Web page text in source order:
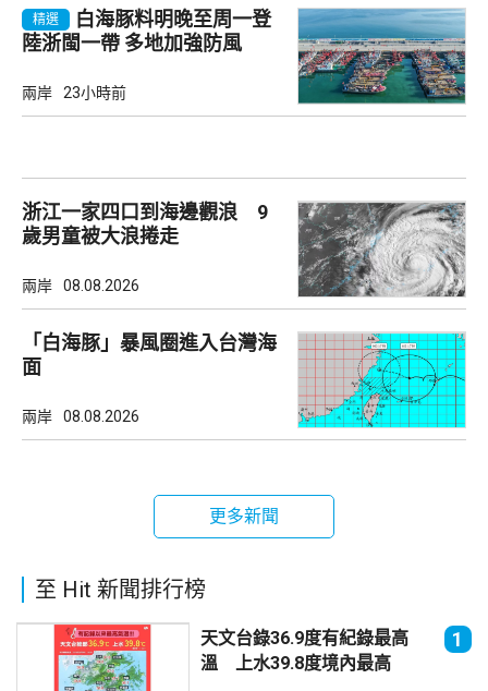
精選
白海豚料明晚至周一登
陸浙閩一帶 多地加強防風
兩岸 23小時前
浙江一家四口到海邊觀浪 9
歲男童被大浪捲走
兩岸 08.08.2026
「白海豚」暴風圈進入台灣海
面
兩岸 08.08.2026
更多新聞
至 Hit 新聞排行榜
天文台錄36.9度有紀錄最高
溫 上水39.8度境內最高
1